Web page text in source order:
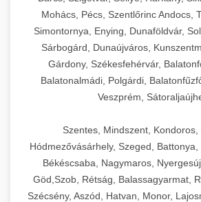
Mohács, Pécs, Szentlőrinc Andocs,
Simontornya, Enying, Dunaföldvár,
Sárbogárd, Dunaújváros,
Gárdony, Székesfehérvár,
Balatonalmádi, Polgárdi,
Veszprém,
Szentes, Mindszent, Kondoros,
Hódmezővásárhely, Szeged, Battonya,
Békéscsaba, Nagymaros,
Göd,Szob, Rétság, Balassagyarmat,
Szécsény, Aszód, Hatvan, Monor,